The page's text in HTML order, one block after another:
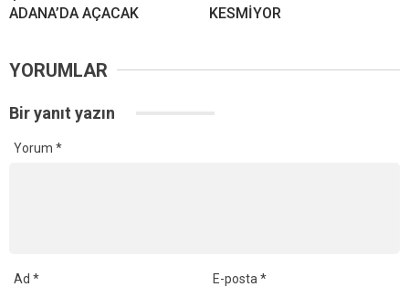
ADANA’DA AÇACAK
KESMİYOR
YORUMLAR
Bir yanıt yazın
Yorum *
Ad * E-posta*